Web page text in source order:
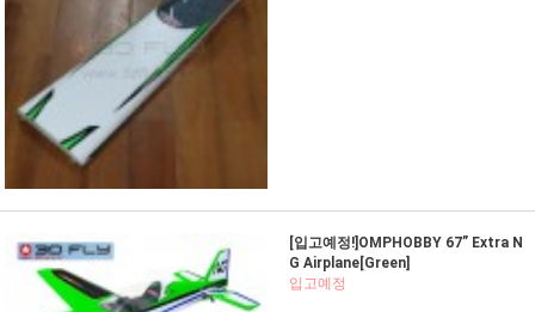
[입고예정!]OMPHOBBY 67” Extra N
G Airplane[Green]
입고예정